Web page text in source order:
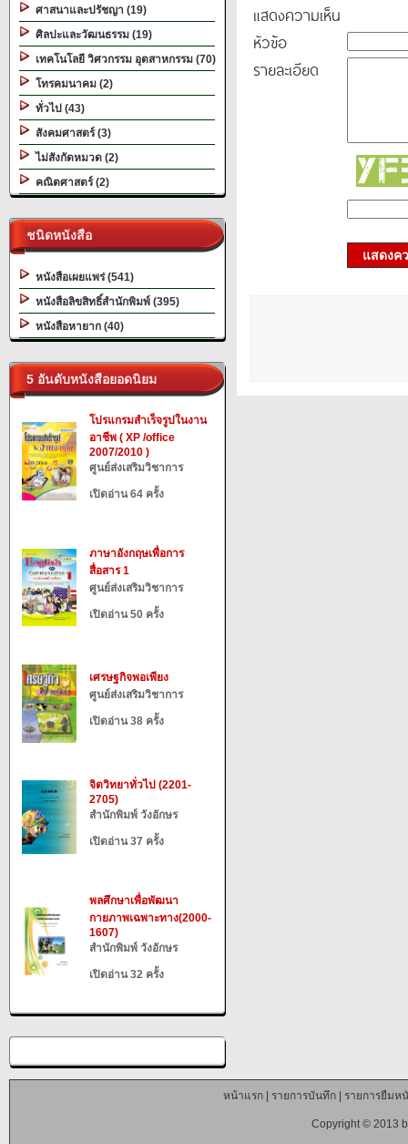
ศาสนาและปรัชญา (19)
ศิลปะและวัฒนธรรม (19)
เทคโนโลยี วิศวกรรม อุตสาหกรรม (70)
โทรคมนาคม (2)
ทั่วไป (43)
สังคมศาสตร์ (3)
ไม่สังกัดหมวด (2)
คณิตศาสตร์ (2)
ชนิดหนังสือ
หนังสือเผยแพร่ (541)
หนังสือลิขสิทธิ์สำนักพิมพ์ (395)
หนังสือหายาก (40)
5 อันดับหนังสือยอดนิยม
โปรแกรมสำเร็จรูปในงาน
อาชีพ ( XP /office
2007/2010 )
ศูนย์ส่งเสริมวิชาการ
เปิดอ่าน 64 ครั้ง
ภาษาอังกฤษเพื่อการ
สื่อสาร 1
ศูนย์ส่งเสริมวิชาการ
เปิดอ่าน 50 ครั้ง
เศรษฐกิจพอเพียง
ศูนย์ส่งเสริมวิชาการ
เปิดอ่าน 38 ครั้ง
จิตวิทยาทั่วไป (2201-
2705)
สำนักพิมพ์ วังอักษร
เปิดอ่าน 37 ครั้ง
พลศึกษาเพื่อพัฒนา
กายภาพเฉพาะทาง(2000-
1607)
สำนักพิมพ์ วังอักษร
เปิดอ่าน 32 ครั้ง
แสดงความเห็น
หัวข้อ
รายละเอียด
แสดงค
หน้าแรก| รายการบันทึก| รายการยืมห
Copyright © 2013